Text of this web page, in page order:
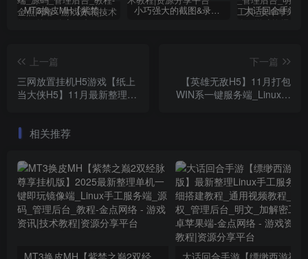
MT3换皮MH【紫禁之巅2双经脉尊享挂机版】2025最新整理单机一键即玩镜像端_Linux手工服务端_源码_管理后台_教程 小巧强大的截图&录屏软件 | FastStone Capture v11.2 中文破解绿色便携版
上一篇
三网放置挂机H5游戏【纸上
当大侠H5】11月最新整理
赠源码
下一篇
【英雄无敌H5】11月打包
WIN系一键服务端_Linux手
相关推荐